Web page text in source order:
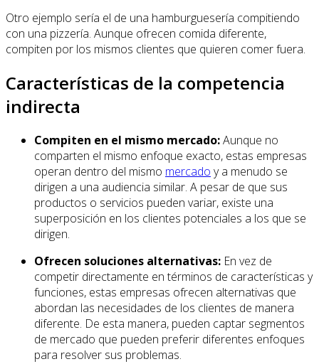
Otro ejemplo sería el de una hamburguesería compitiendo
con una pizzería. Aunque ofrecen comida diferente,
compiten por los mismos clientes que quieren comer fuera.
Características de la competencia
indirecta
Compiten en el mismo mercado:Aunque no
comparten el mismo enfoque exacto, estas empresas
operan dentro del mismo mercado y a menudo se
dirigen a una audiencia similar. A pesar de que sus
productos o servicios pueden variar, existe una
superposición en los clientes potenciales a los que se
dirigen.
Ofrecen soluciones alternativas: En vez de
competir directamente en términos de características y
funciones, estas empresas ofrecen alternativas que
abordan las necesidades de los clientes de manera
diferente. De esta manera, pueden captar segmentos
de mercado que pueden preferir diferentes enfoques
para resolver sus problemas.